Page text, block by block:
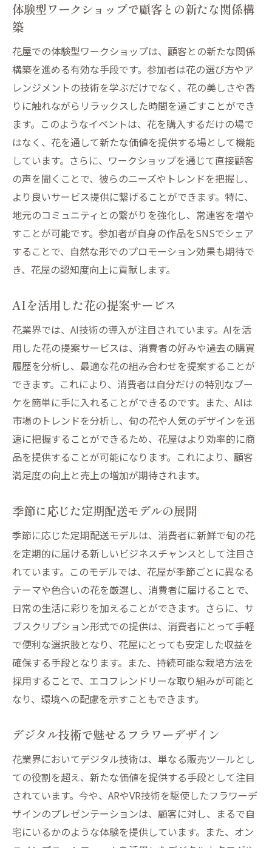
良
長戦略
月額プランの多様化による顧客満足度向上
サブスクリプションによる安定的な収益源
の確保
顧客データを活用したパーソナライズサー
ビス
長期契約者向け特典の充実化
ビジネスシーン向け定期配送プランの提供
季節やイベントに応じた特別プランの提案
エコフレンドリーな花屋が築く持続可能な未来
リサイクル資材を使った包装の推進
サステナブルな栽培方法の導入
環境に配慮した配送方法の採用
エコ意識を高める教育活動の実施
カーボンフットプリント削減への取り組み
花屋の環境意識がもたらす新たな顧客層の発見
エシカル消費を重視する顧客へのアプロー
エコフレンドリープロダクトの重要性
サステナブルなライフスタイルを提案
若年層への環境教育と意識向上
企画
CSR活動を通じた企業価値の向上
地域密着型花屋が創る現代の花文化
地域イベントでの花の魅力発信
地元アーティストとのコラボレーション企
画
地域の伝統を生かした商品開発
コミュニティスペースとしての花屋の役割
地域住民との交流を深めるイベント開催
地元企業との連携による相乗効果の創出
グローバルマーケットへの進出戦略
新規市場開拓に向けた商品ラインの強化
フレグランス商品との組み合わせで新たな
価値提供
花に関連する新業態の展開
多様なライフスタイルに対応したサービス
体験型ワークショップで顧客との新たな関係構
築
花屋での体験型ワークショップは、顧客との新たな関係
構築を進める有効な手段です。参加者は花の選び方やア
レンジメントの技術を学ぶだけでなく、花の美しさや香
りに触れながらリラックスした時間を過ごすことができ
ます。このようなイベントは、花を購入するだけの場で
はなく、花を通して新たな価値を提供する場として機能
しています。さらに、ワークショップを通じて直接顧客
の声を聞くことで、彼らのニーズやトレンドを把握し、
より良いサービス提供に繋げることができます。特に、
地元のコミュニティとの繋がりを強化し、常連客を増や
すことが可能です。参加者が自身の作品をSNSでシェア
することで、自然な形でのプロモーション効果も期待で
き、花屋の認知度向上に貢献します。
AIを活用した花の提案サービス
花業界では、AI技術の導入が注目されています。AIを活
用した花の提案サービスは、消費者の好みや過去の購買
履歴を分析し、最適な花の組み合わせを提案することが
できます。これにより、消費者は自分だけの特別なブー
ケを簡単に手に入れることができるのです。また、AIは
市場のトレンドを分析し、旬の花や人気のデザインを迅
速に把握することができるため、花屋はより効率的に商
品を提供することが可能になります。これにより、顧客
満足度の向上と売上の増加が期待されます。
季節に応じた定期配送モデルの展開
季節に応じた定期配送モデルは、消費者に新鮮で旬の花
を定期的に届ける新しいビジネスチャンスとして注目さ
れています。このモデルでは、花屋が季節ごとに異なる
テーマや色合いの花を厳選し、消費者に届けることで、
日常の生活に彩りを加えることができます。さらに、サ
ブスクリプション形式での提供は、消費者にとって手軽
で便利な選択肢となり、花屋にとっても安定した収益を
確保する手段となります。また、持続可能な栽培方法を
採用することで、エコフレンドリーな取り組みが可能と
なり、環境への配慮を示すこともできます。
デジタル技術で魅せるフラワーデザイン
花業界においてデジタル技術は、単なる販売ツールとし
ての役割を超え、新たな価値を提供する手段として注目
されています。今や、ARやVR技術を駆使したフラワーデ
ザインのプレゼンテーションは、顧客に対し、まるで自
宅にいるかのような体験を提供しています。また、オン